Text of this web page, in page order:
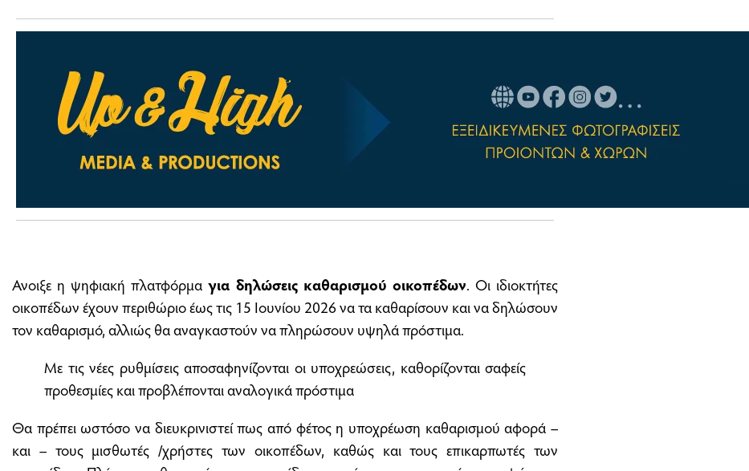
Ανοιξε η ψηφιακή πλατφόρμαγια δηλώσεις καθαρισμού οικοπέδων. Οι ιδιοκτήτες
οικοπέδων έχουν περιθώριο έως τις 15 Ιουνίου 2026 να τα καθαρίσουν και να δηλώσουν
τον καθαρισμό, αλλιώς θα αναγκαστούν να πληρώσουν υψηλά πρόστιμα.
Με τις νέες ρυθμίσεις αποσαφηνίζονται οι υποχρεώσεις, καθορίζονται σαφείς
προθεσμίες και προβλέπονται αναλογικά πρόστιμα
Θα πρέπει ωστόσο να διευκρινιστεί πως από φέτος η υποχρέωση καθαρισμού αφορά –
και – τους μισθωτές /χρήστες των οικοπέδων, καθώς και τους επικαρπωτές των